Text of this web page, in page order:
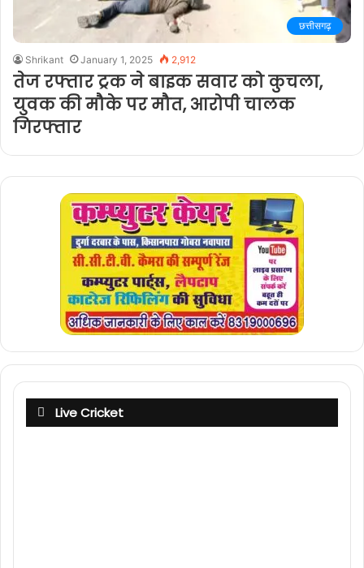
छत्तीसगढ़
Shrikant January 1, 2025 2,912
तेज रफ्तार ट्रक ने बाइक सवार को कुचला,
युवक की मौके पर मौत, आरोपी चालक
गिरफ्तार
Live Cricket